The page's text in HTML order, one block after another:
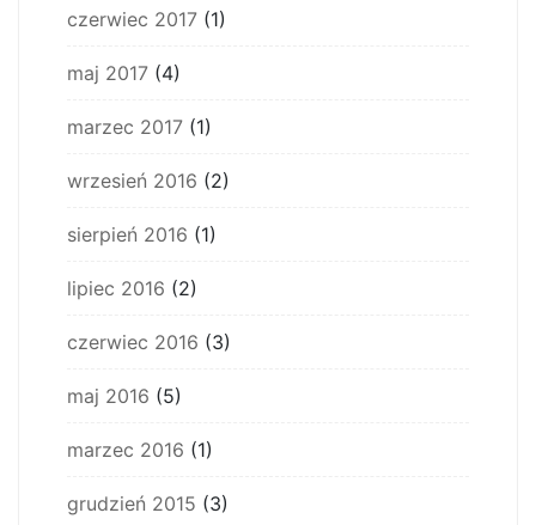
czerwiec 2017 (1)
maj 2017 (4)
marzec 2017 (1)
wrzesień 2016 (2)
sierpień 2016 (1)
lipiec 2016 (2)
czerwiec 2016 (3)
maj 2016 (5)
marzec 2016 (1)
grudzień 2015 (3)